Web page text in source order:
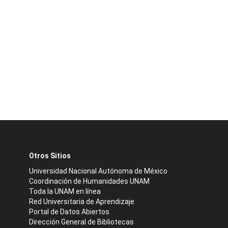
Otros Sitios
Universidad Nacional Autónoma de México
Coordinación de Humanidades UNAM
Toda la UNAM en línea
Red Universitaria de Aprendizaje
Portal de Datos Abiertos
Dirección General de Bibliotecas